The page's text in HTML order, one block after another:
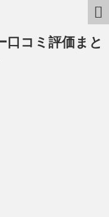
口コミ評価まと